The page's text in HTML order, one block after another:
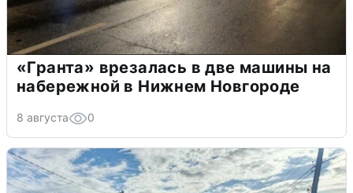
«Гранта» врезалась в две машины на
набережной в Нижнем Новгороде
8 августа 0